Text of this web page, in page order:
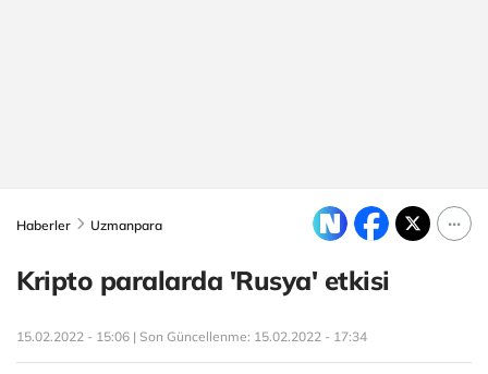
Haberler Uzmanpara
Kripto paralarda 'Rusya' etkisi
15.02.2022 - 15:06 | Son Güncellenme: 15.02.2022 - 17:34